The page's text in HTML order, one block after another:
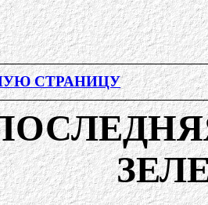
СТРАНИЦУ